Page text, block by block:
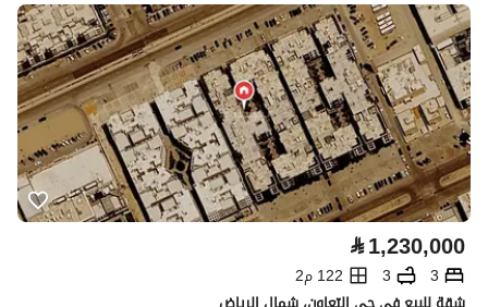
⃁1,230,000
3
3
122 م2